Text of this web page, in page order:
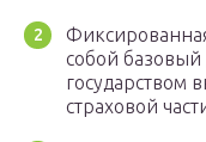
собой базовый
государством
страховой